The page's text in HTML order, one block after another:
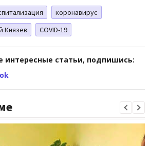
коронавирус
Князев COVID-19
интересные статьи, подпишись: